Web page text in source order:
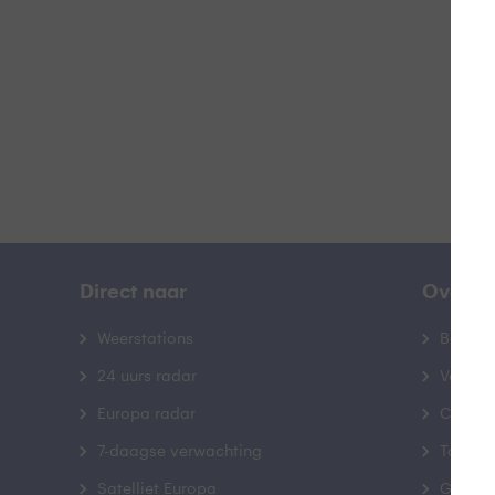
Direct naar
Weerstations
24 uurs radar
Europa radar
7-daagse verwachting
Satelliet Europa
Over
Contact